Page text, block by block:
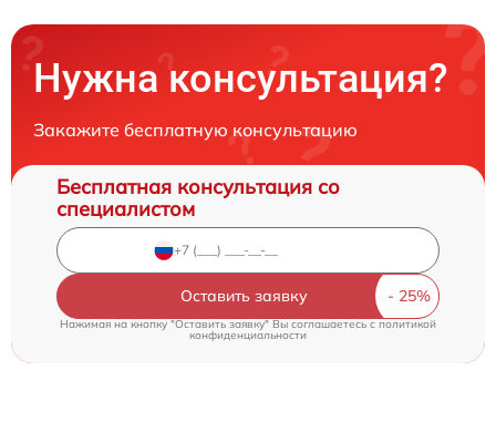
Нужна консультация?
Закажите бесплатную консультацию
Бесплатная консультация со
специалистом
Оставить заявку
Нажимая на кнопку "Оставить заявку" Вы соглашаетесь cполитикой
конфиденциальности